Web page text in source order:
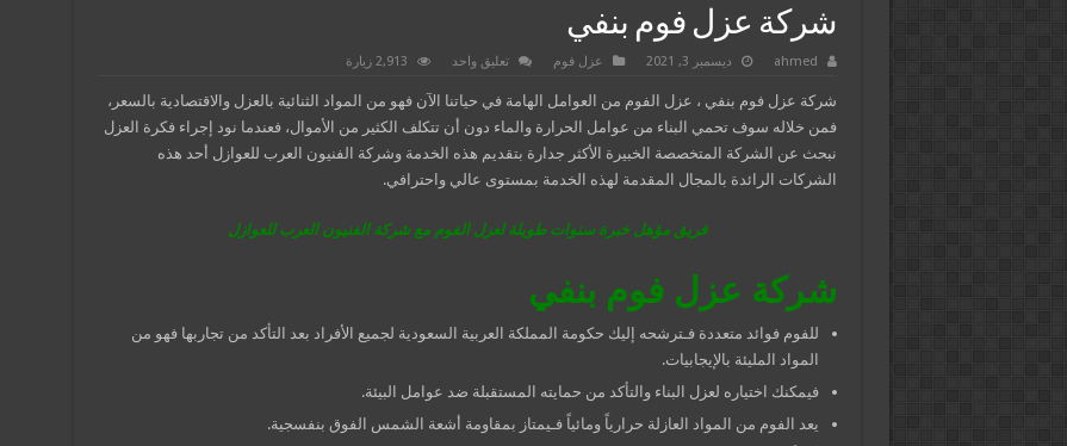
شركة عزل فوم بنفي
ahmed ديسمبر 3, 2021 عزل فوم تعليق واحد 2,913 زيارة
شركة عزل فوم بنفي ، عزل الفوم من العوامل الهامة في حياتنا الآن فهو من المواد الثنائية بالعزل والاقتصادية بالسعر،
فمن خلاله سوف تحمي البناء من عوامل الحرارة والماء دون أن تتكلف الكثير من الأموال، فعندما نود إجراء فكرة العزل
نبحث عن الشركة المتخصصة الخبيرة الأكثر جدارة بتقديم هذه الخدمة وشركة الفنيون العرب للعوازل أحد هذه
الشركات الرائدة بالمجال المقدمة لهذه الخدمة بمستوى عالي واحترافي.
فريق مؤهل خبرة سنوات طويلة لعزل الفوم مع شركة الفنيون العرب للعوازل
شركة عزل فوم بنفي
للفوم فوائد متعددة فـترشحه إليك حكومة المملكة العربية السعودية لجميع الأفراد بعد التأكد من تجاربها فهو من
المواد المليئة بالإيجابيات.
فيمكنك اختياره لعزل البناء والتأكد من حمايته المستقبلة ضد عوامل البيئة.
يعد الفوم من المواد العازلة حرارياً ومائياً فـيمتاز بمقاومة أشعة الشمس الفوق بنفسجية.